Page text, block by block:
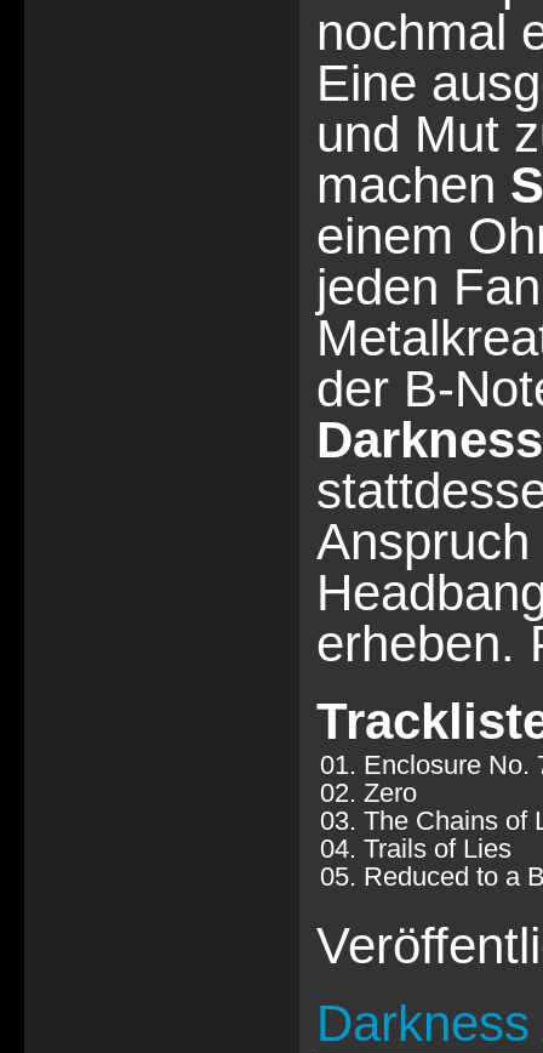
nochmal
Eine
und Mut
machen
einem
jeden
der B-
erheben.
01. Enclosure No.
02. Zero
03. The Chains of
04. Trails of Lies
05. Reduced to a